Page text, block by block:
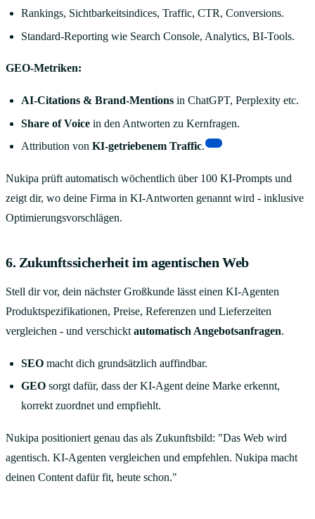
Rankings, Sichtbarkeitsindices, Traffic, CTR, Conversions.
Standard-Reporting wie Search Console, Analytics, BI-Tools.
GEO-Metriken:
AI-Citations & Brand-Mentions in ChatGPT, Perplexity etc.
Share of Voice in den Antworten zu Kernfragen.
Attribution vonKI-getriebenem Traffic.
Nukipa prüft automatisch wöchentlich über 100 KI-Prompts und
zeigt dir, wo deine Firma in KI-Antworten genannt wird - inklusive
Optimierungsvorschlägen.
6. Zukunftssicherheit im agentischen Web
Stell dir vor, dein nächster Großkunde lässt einen KI-Agenten
Produktspezifikationen, Preise, Referenzen und Lieferzeiten
vergleichen - und verschickt automatisch Angebotsanfragen.
SEO macht dich grundsätzlich auffindbar.
GEO sorgt dafür, dass der KI-Agent deine Marke erkennt,
korrekt zuordnet und empfiehlt.
Nukipa positioniert genau das als Zukunftsbild: "Das Web wird
agentisch. KI-Agenten vergleichen und empfehlen. Nukipa macht
deinen Content dafür fit, heute schon."